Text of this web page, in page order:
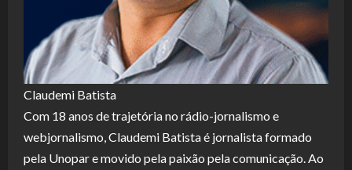
Claudemi Batista
Com 18 anos de trajetória no rádio-jornalismo e
webjornalismo, Claudemi Batista é jornalista formado
pela Unopar e movido pela paixão pela comunicação. Ao